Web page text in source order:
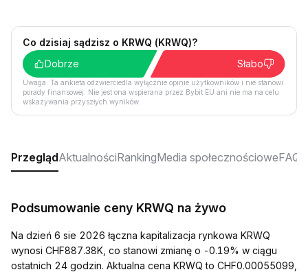
Co dzisiaj sądzisz o KRWQ (KRWQ)?
Dobrze
Słabo
Uwaga: Ta ankieta odzwierciedla wyłącznie opinie użytkowników i nie stanowi
porady finansowej. Nie jest ona wspierana przez Bybit EU ani nie ma na celu
wskazywania przyszłych wyników.
PrzeglądAktualnościRankingMedia społecznościoweFAQ
Podsumowanie ceny KRWQ na żywo
Na dzień 6 sie 2026 łączna kapitalizacja rynkowa KRWQ
wynosi CHF887.38K, co stanowi zmianę o -0.19% w ciągu
ostatnich 24 godzin. Aktualna cena KRWQ to CHF0.00055099,